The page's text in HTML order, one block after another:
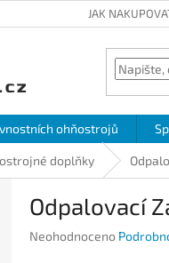
JAK
ohňostrojů
doplňky
Odpalovací
Průměrné
Neohodnoceno